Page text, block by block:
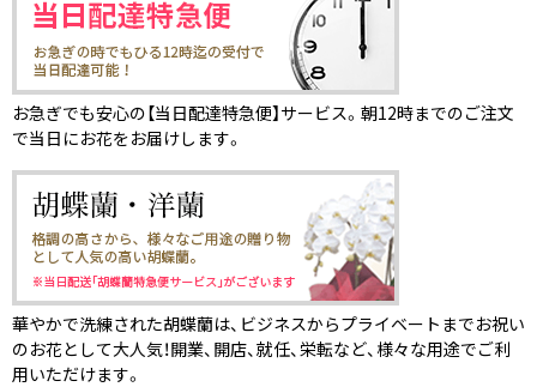
お急ぎでも安心の【当日配達特急便】サービス。朝12時までのご注文
で当日にお花をお届けします。
華やかで洗練された胡蝶蘭は、ビジネスからプライベートまでお祝い
のお花として大人気！開業、開店、就任、栄転など、様々な用途でご利
用いただけます。